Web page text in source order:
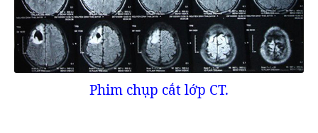
Phim chụp cắt lớp CT.